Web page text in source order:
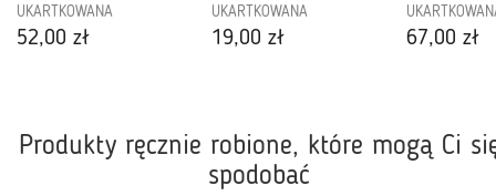
UKARTKOWANA
52,00 zł
UKARTKOWANA
19,00 zł 67,00 zł
Produkty ręcznie robione, które mogą Ci
spodobać